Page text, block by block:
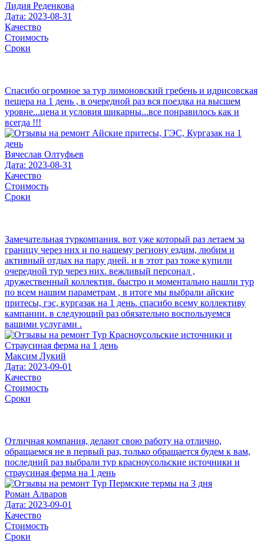
Лидия Реденкова
Дата: 2023-08-31
Качество
Стоимость
Сроки
Спасибо огромное за тур лимоновский гребень и идрисовская
пещера на 1 день , в очередной раз вся поездка на высшем
уровне...цена и условия шикарны...все понравилось как и
всегда !!!
Вячеслав Олтуфьев
Дата: 2023-08-31
Качество
Стоимость
Сроки
Замечательная туркомпания. вот уже который раз летаем за
границу через них и по нашему региону ездим, любим и
активный отдых на пару дней. и в этот раз тоже купили
очередной тур через них. вежливый персонал ,
дружественный коллектив. быстро и моментально нашли тур
по всем нашим параметрам , в итоге мы выбрали айские
притесы, гэс, кургазак на 1 день. спасибо всему коллективу
кампании. в следующий раз обязательно воспользуемся
вашими услугами .
Максим Лукий
Дата: 2023-09-01
Качество
Стоимость
Сроки
Отличная компания, делают свою работу на отлично,
обращаемся не в первый раз, только обращается будем к вам,
последний раз выбрали тур красноусольские источники и
страусиная ферма на 1 день
Роман Алваров
Дата: 2023-09-01
Качество
Стоимость
Сроки